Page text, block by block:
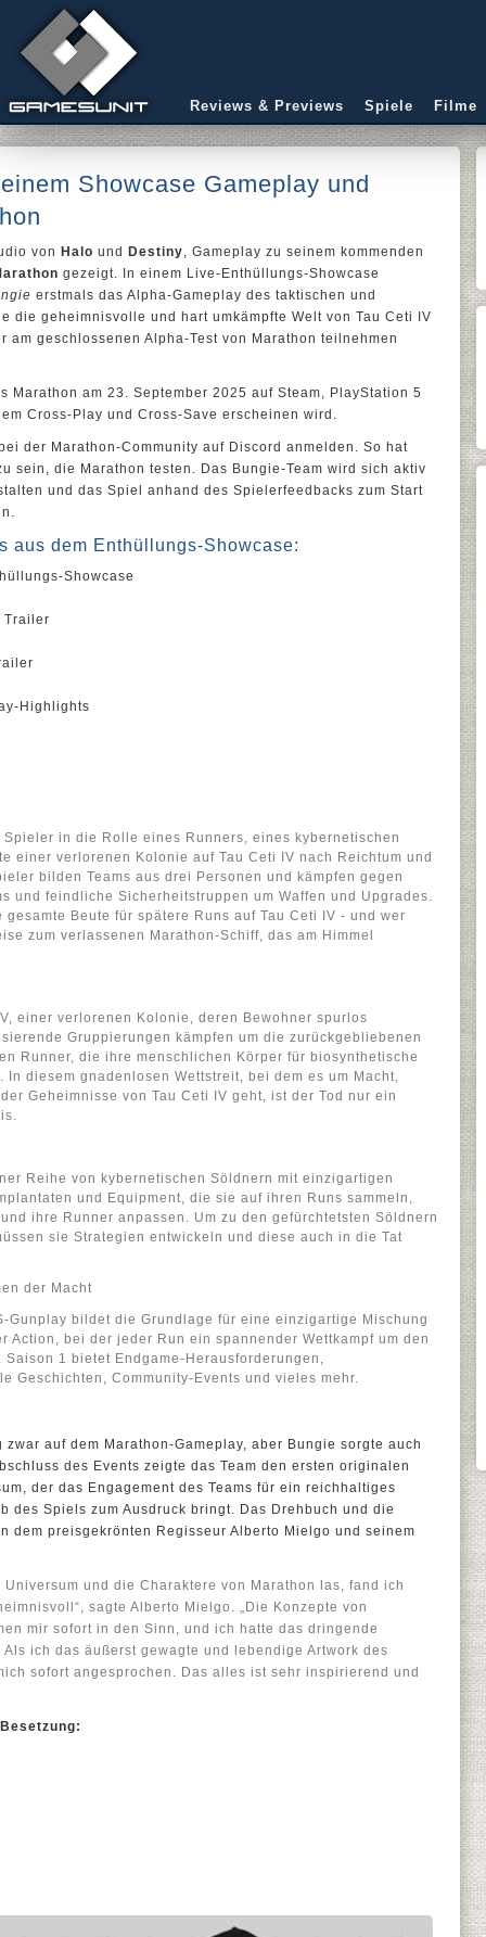
Reviews & Previews Spiele Filme
Showcase Gameplay und
von Halo und Destiny, Gameplay zu seinem kommenden
gezeigt. In einem Live-Enthüllungs-Showcase
erstmals das Alpha-Gameplay des taktischen und
die geheimnisvolle und hart umkämpfte Welt von Tau Ceti IV
geschlossenen Alpha-Test von Marathon teilnehmen
Marathon am 23. September 2025 auf Steam, PlayStation 5
Cross-Play und Cross-Save erscheinen wird.
der Marathon-Community auf Discord anmelden. So hat
sein, die Marathon testen. Das Bungie-Team wird sich aktiv
und das Spiel anhand des Spielerfeedbacks zum Start
aus dem Enthüllungs-Showcase:
Showcase
Trailer
Highlights
in die Rolle eines Runners, eines kybernetischen
einer verlorenen Kolonie auf Tau Ceti IV nach Reichtum und
bilden Teams aus drei Personen und kämpfen gegen
und feindliche Sicherheitstruppen um Waffen und Upgrades.
Beute für spätere Runs auf Tau Ceti IV - und wer
zum verlassenen Marathon-Schiff, das am Himmel
einer verlorenen Kolonie, deren Bewohner spurlos
Gruppierungen kämpfen um die zurückgebliebenen
Runner, die ihre menschlichen Körper für biosynthetische
diesem gnadenlosen Wettstreit, bei dem es um Macht,
Geheimnisse von Tau Ceti IV geht, ist der Tod nur ein
Reihe von kybernetischen Söldnern mit einzigartigen
und Equipment, die sie auf ihren Runs sammeln,
ihre Runner anpassen. Um zu den gefürchtetsten Söldnern
sie Strategien entwickeln und diese auch in die Tat
der Macht
Gunplay bildet die Grundlage für eine einzigartige Mischung
Action, bei der jeder Run ein spannender Wettkampf um den
1 bietet Endgame-Herausforderungen,
Geschichten, Community-Events und vieles mehr.
auf dem Marathon-Gameplay, aber Bungie sorgte auch
des Events zeigte das Team den ersten originalen
der das Engagement des Teams für ein reichhaltiges
des Spiels zum Ausdruck bringt. Das Drehbuch und die
dem preisgekrönten Regisseur Alberto Mielgo und seinem
und die Charaktere von Marathon las, fand ich
sagte Alberto Mielgo. „Die Konzepte von
mir sofort in den Sinn, und ich hatte das dringende
ich das äußerst gewagte und lebendige Artwork des
sofort angesprochen. Das alles ist sehr inspirierend und